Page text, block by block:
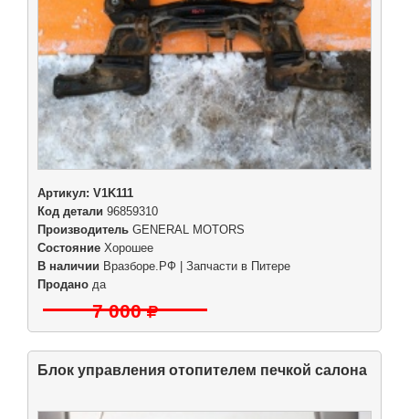
Артикул: V1K111
Код детали 96859310
Производитель GENERAL MOTORS
Состояние Хорошее
В наличии Вразборе.РФ | Запчасти в Питере
Продано да
7 000
Блок управления отопителем печкой салона